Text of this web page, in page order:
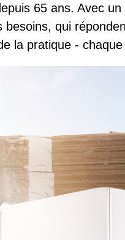
65 ans. Avec
qui
la pratique -